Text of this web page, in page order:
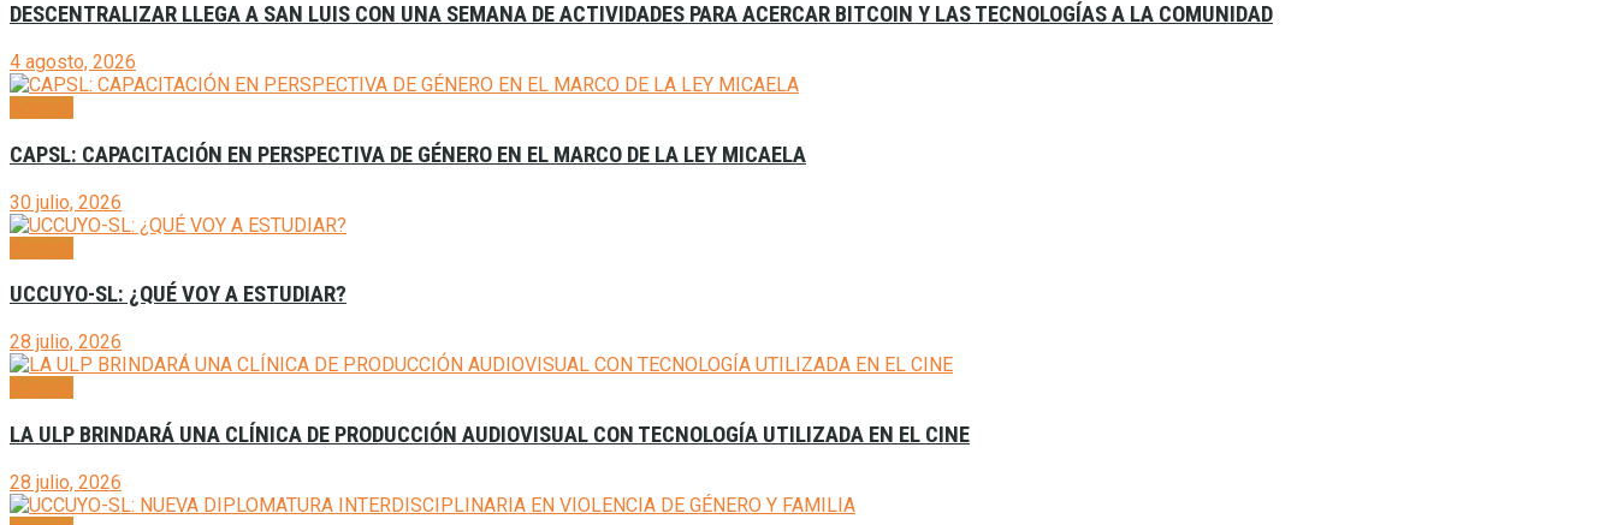
DESCENTRALIZAR LLEGA A SAN LUIS CON UNA SEMANA DE ACTIVIDADES PARA ACERCAR BITCOIN Y LAS TECNOLOGÍAS A LA COMUNIDAD
4 agosto, 2026
CAPSL: CAPACITACIÓN EN PERSPECTIVA DE GÉNERO EN EL MARCO DE LA LEY MICAELA
30 julio, 2026
UCCUYO-SL: ¿QUÉ VOY A ESTUDIAR?
28 julio, 2026
LA ULP BRINDARÁ UNA CLÍNICA DE PRODUCCIÓN AUDIOVISUAL CON TECNOLOGÍA UTILIZADA EN EL CINE
28 julio, 2026